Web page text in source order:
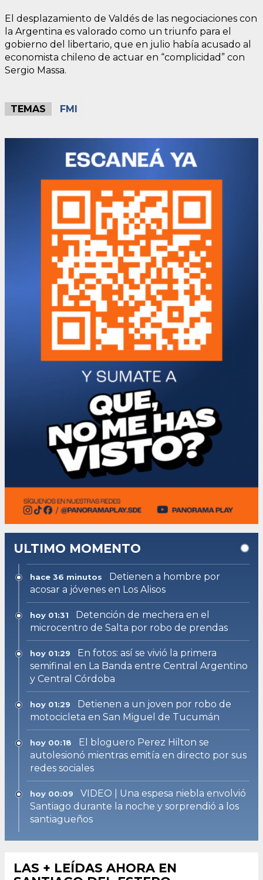
El desplazamiento de Valdés de las negociaciones con
la Argentina es valorado como un triunfo para el
gobierno del libertario, que en julio había acusado al
economista chileno de actuar en “complicidad” con
Sergio Massa.
TEMAS FMI
ULTIMO MOMENTO
hace 36 minutos
Detienen a hombre por
acosar a jóvenes en Los Alisos
hoy 01:31
Detención de mechera en el
microcentro de Salta por robo de prendas
hoy 01:29
En fotos: así se vivió la primera
semifinal en La Banda entre Central Argentino
y Central Córdoba
hoy 01:29
Detienen a un joven por robo de
motocicleta en San Miguel de Tucumán
hoy 00:18
El bloguero Perez Hilton se
autolesionó mientras emitía en directo por sus
redes sociales
hoy 00:09
VIDEO | Una espesa niebla envolvió
Santiago durante la noche y sorprendió a los
santiagueños
LAS + LEÍDAS AHORA EN